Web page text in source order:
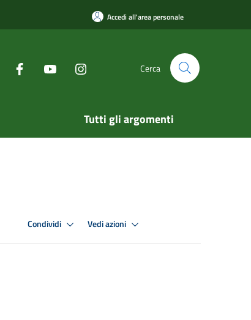
Accedi all'area personale
Cerca
Tutti gli argomenti
Condividi Vedi azioni